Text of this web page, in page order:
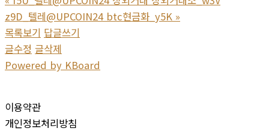
z9D_텔레@UPCOIN24 btc현금화_y5K »
목록보기 답글쓰기
글수정 글삭제
Powered by KBoard
이용약관
개인정보처리방침